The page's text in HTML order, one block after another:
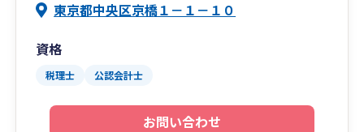
東京都中央区京橋１－１－１０
資格
税理士 公認会計士
お問い合わせ